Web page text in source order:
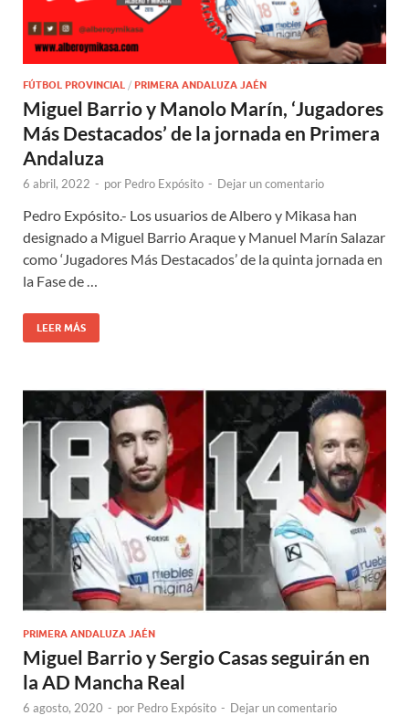
FÚTBOL PROVINCIAL / PRIMERA ANDALUZA JAÉN
Miguel Barrio y Manolo Marín, ‘Jugadores
Más Destacados’ de la jornada en Primera
Andaluza
6 abril, 2022 - por Pedro Expósito - Dejar un comentario
Pedro Expósito.- Los usuarios de Albero y Mikasa han
designado a Miguel Barrio Araque y Manuel Marín Salazar
como ‘Jugadores Más Destacados’ de la quinta jornada en
la Fase de …
LEER MÁS
PRIMERA ANDALUZA JAÉN
Miguel Barrio y Sergio Casas seguirán en
la AD Mancha Real
6 agosto, 2020 - por Pedro Expósito - Dejar un comentario